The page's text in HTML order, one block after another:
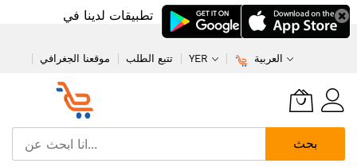
تطبيقات لدينا في
موقعنا الجغرافي تتبع الطلب YER العربية
بحث